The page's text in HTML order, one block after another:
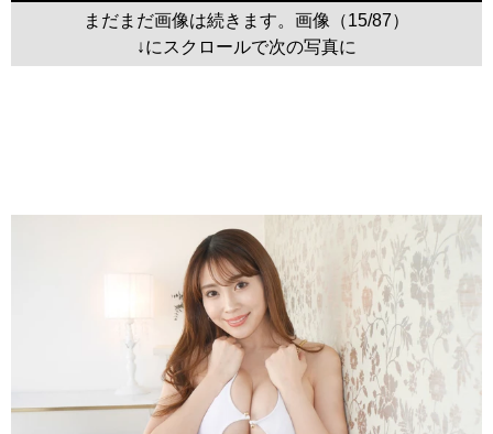
まだまだ画像は続きます。画像（15/87）
↓にスクロールで次の写真に